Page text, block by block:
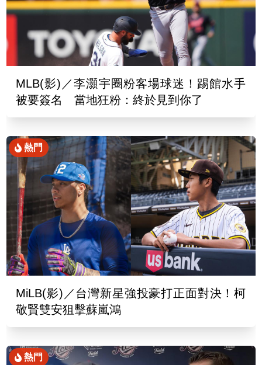
MLB(影)／李灝宇圈粉客場球迷！踢館水手
被要簽名 當地狂粉：終於見到你了
熱門
MiLB(影)／台灣新星強投豪打正面對決！柯
敬賢雙安狙擊蘇嵐鴻
熱門